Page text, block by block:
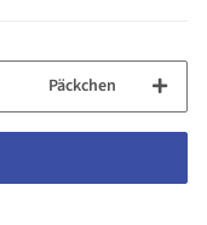
Päckchen